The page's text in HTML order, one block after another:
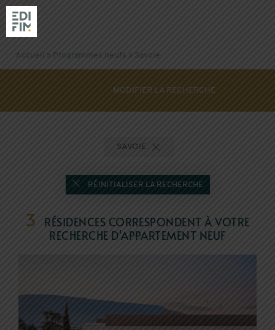
Accueil » Programmes neufs » Savoie
MODIFIER LA RECHERCHE
SAVOIE
RÉINITIALISER LA RECHERCHE
3
RÉSIDENCES CORRESPONDENT À VOTRE
RECHERCHE D'APPARTEMENT NEUF
NOS
NOS AGENCES
ACTUALITÉS & GUIDES
EDIFIM MONTAGNE
ESPACE CLIENT